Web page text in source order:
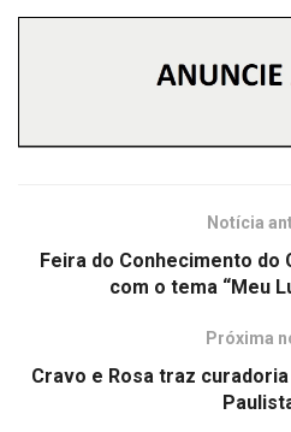
Notícia
Feira do Conhecimento
com o tema “Meu
Próxima
Cravo e Rosa traz